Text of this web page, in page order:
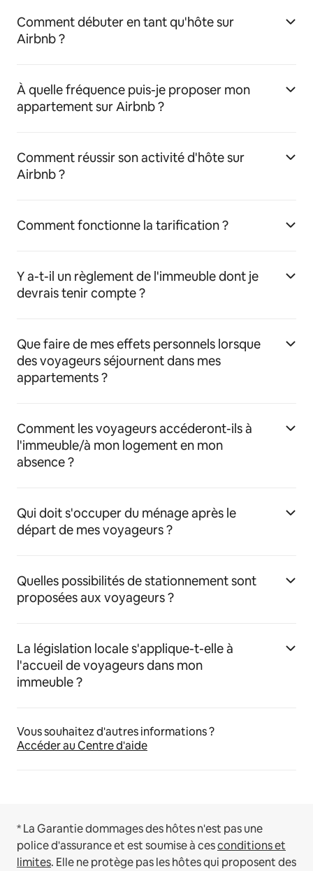
Comment débuter en tant qu'hôte sur
Airbnb ?
À quelle fréquence puis-je proposer mon
appartement sur Airbnb ?
Comment réussir son activité d'hôte sur
Airbnb ?
Comment fonctionne la tarification ?
Y a-t-il un règlement de l'immeuble dont je
devrais tenir compte ?
Que faire de mes effets personnels lorsque
des voyageurs séjournent dans mes
appartements ?
Comment les voyageurs accéderont-ils à
l'immeuble/à mon logement en mon
absence ?
Qui doit s'occuper du ménage après le
départ de mes voyageurs ?
Quelles possibilités de stationnement sont
proposées aux voyageurs ?
La législation locale s'applique-t-elle à
l'accueil de voyageurs dans mon
immeuble ?
Vous souhaitez d'autres informations ?
Accéder au Centre d'aide
* La Garantie dommages des hôtes n'est pas une
police d'assurance et est soumise à cesconditions et
limites. Elle ne protège pas les hôtes qui proposent des